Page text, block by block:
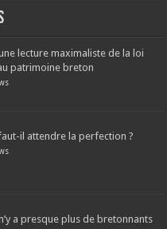
lecture maximaliste de la loi
patrimoine breton
il attendre la perfection ?
a presque plus de bretonnants